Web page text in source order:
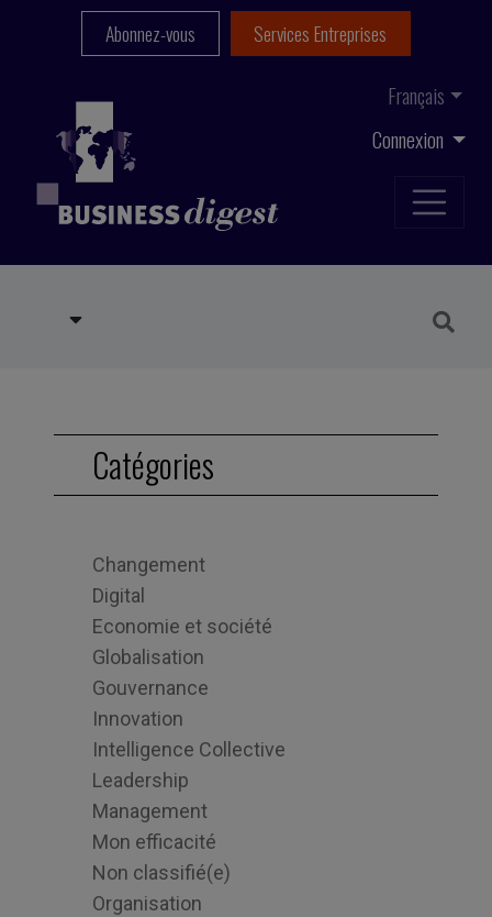
Connexion
Français
Abonnez-vous Services Entreprises
Catégories
Changement
Digital
Economie et société
Globalisation
Gouvernance
Innovation
Intelligence Collective
Leadership
Management
Mon efficacité
Non classifié(e)
Organisation